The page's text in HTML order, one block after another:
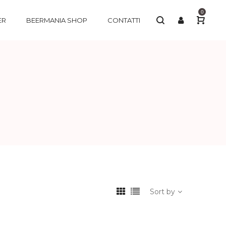
BEERMANIA SHOP CONTATTI
0
Sort by